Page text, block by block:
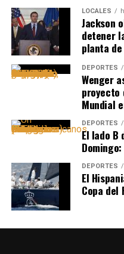
LOCALES
Jackson
detener
planta
DEPORTES
Wenger
proyecto
Mundial
DEPORTES
El lado B
DEPORTES
El
Copa del